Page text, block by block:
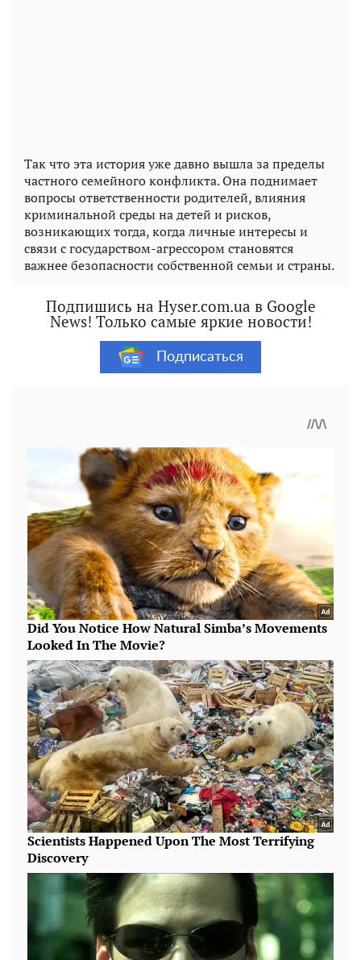
Так что эта история уже давно вышла за пределы
частного семейного конфликта. Она поднимает
вопросы ответственности родителей, влияния
криминальной среды на детей и рисков,
возникающих тогда, когда личные интересы и
связи с государством-агрессором становятся
важнее безопасности собственной семьи и страны.
Подпишись на Hyser.com.ua в Google
News! Только самые яркие новости!
Подписаться